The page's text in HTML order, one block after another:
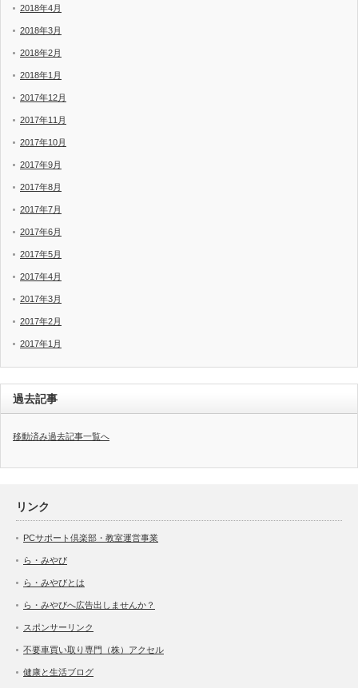
2018年4月
2018年3月
2018年2月
2018年1月
2017年12月
2017年11月
2017年10月
2017年9月
2017年8月
2017年7月
2017年6月
2017年5月
2017年4月
2017年3月
2017年2月
2017年1月
過去記事
移動済み過去記事一覧へ
リンク
PCサポート倶楽部・教室運営事業
ら・みやび
ら・みやびとは
ら・みやびへ広告出しませんか？
スポンサーリンク
不要車買い取り専門（株）アクセル
健康と生活ブログ